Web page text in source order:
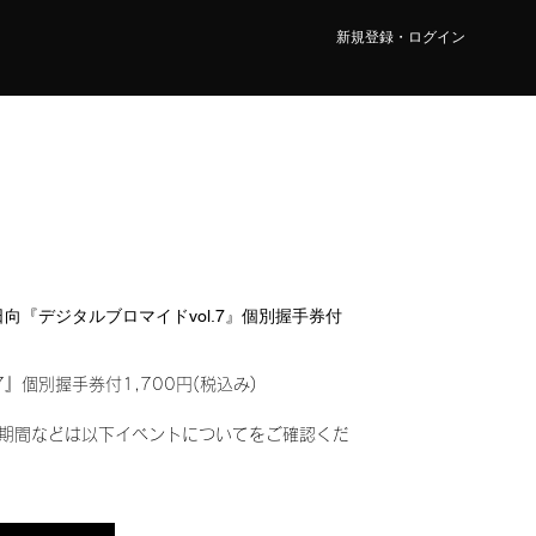
新規登録・ログイン
向『デジタルブロマイドvol.7』個別握手券付
』個別握手券付1,700円(税込み)
間などは以下イベントについてをご確認くだ